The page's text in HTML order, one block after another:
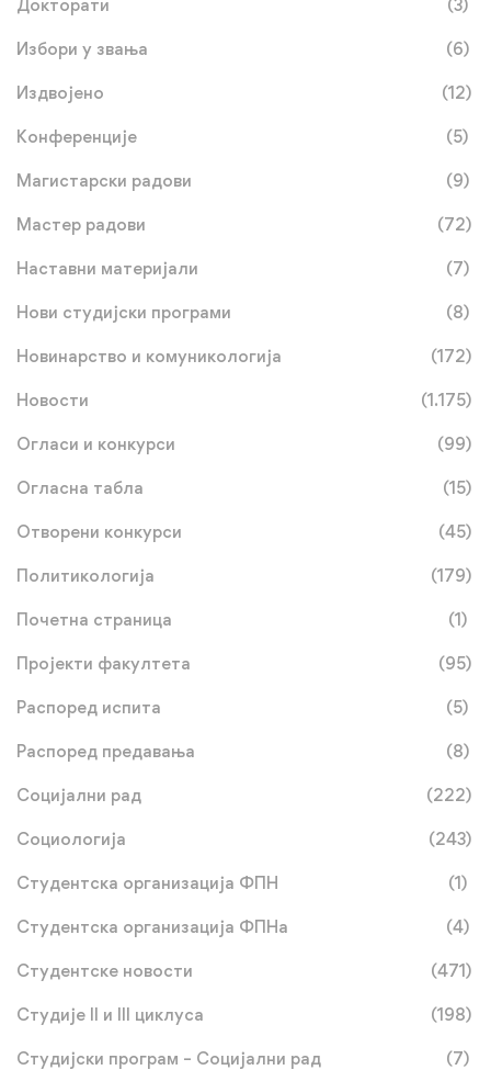
Докторати (3)
Избори у звања (6)
Издвојено (12)
Конференције (5)
Магистарски радови (9)
Мастер радови (72)
Наставни материјали (7)
Нови студијски програми (8)
Новинарство и комуникологија (172)
Новости (1.175)
Огласи и конкурси (99)
Огласна табла (15)
Отворени конкурси (45)
Политикологија (179)
Почетна страница (1)
Пројекти факултета (95)
Распоред испита (5)
Распоред предавања (8)
Социјални рад (222)
Социологија (243)
Студентска организација ФПН (1)
Студентска организација ФПНа (4)
Студентске новости (471)
Студије II и III циклуса (198)
Студијски програм – Социјални рад (7)